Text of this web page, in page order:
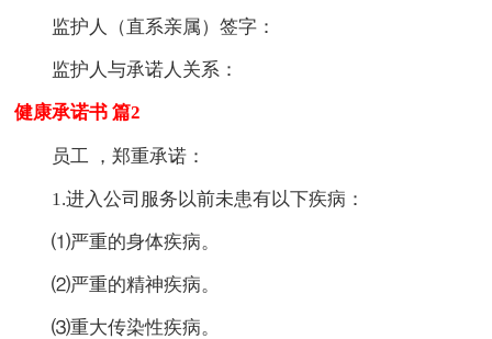
监护人（直系亲属）签字：
监护人与承诺人关系：
健康承诺书 篇2
员工 ，郑重承诺：
1.进入公司服务以前未患有以下疾病：
⑴严重的身体疾病。
⑵严重的精神疾病。
⑶重大传染性疾病。